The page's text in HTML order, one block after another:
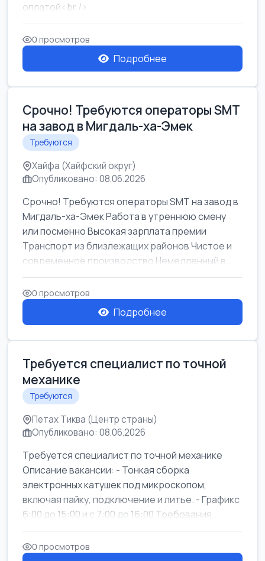
оплатой<br />
Свежие вакансии в Нетании дл...
0 просмотров
Подробнее
Срочно! Требуются операторы SMT
на завод в Мигдаль-ха-Эмек
Требуются
Хайфа (Хайфский округ)
Опубликовано: 08.06.2026
Срочно! Требуются операторы SMT на завод в
Мигдаль-ха-Эмек Работа в утреннюю смену
или посменно Высокая зарплата премии
Транспорт из близлежащих районов Чистое и
современное производство Немедленный в...
0 просмотров
Подробнее
Требуется специалист по точной
механике
Требуются
Петах Тиква (Центр страны)
Опубликовано: 08.06.2026
Требуется специалист по точной механике
Описание вакансии: - Тонкая сборка
электронных катушек под микроскопом,
включая пайку, подключение и литье. - Графикс
6:00 до 15:00 и с 7:00 до 16:00 Требования...
0 просмотров